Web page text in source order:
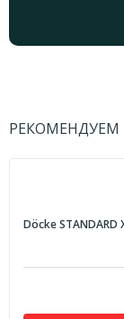
РЕКОМЕНДУЕМ
Döcke